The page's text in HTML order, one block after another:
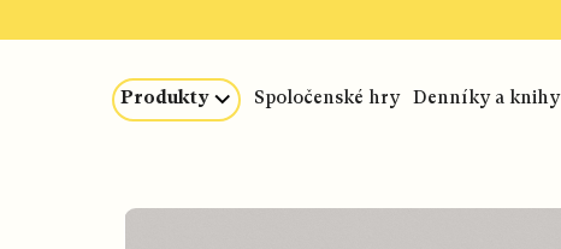
na
Produkty Spoločenské hry Denníky a knihy